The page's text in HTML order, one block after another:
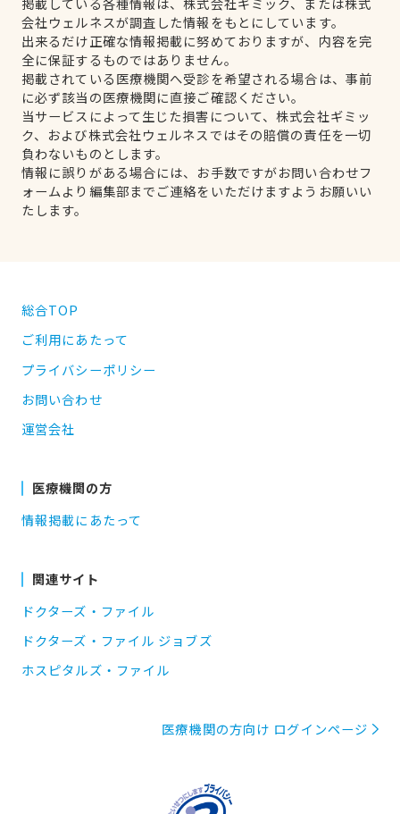
会社ウェルネスが調査した情報をもとにしています。
出来るだけ正確な情報掲載に努めておりますが、内容を完
全に保証するものではありません。
掲載されている医療機関へ受診を希望される場合は、事前
に必ず該当の医療機関に直接ご確認ください。
当サービスによって生じた損害について、株式会社ギミッ
ク、および株式会社ウェルネスではその賠償の責任を一切
負わないものとします。
情報に誤りがある場合には、お手数ですがお問い合わせフ
ォームより編集部までご連絡をいただけますようお願いい
たします。
総合TOP
ご利用にあたって
プライバシーポリシー
お問い合わせ
運営会社
医療機関の方
情報掲載にあたって
関連サイト
ドクターズ・ファイル
ドクターズ・ファイル ジョブズ
ホスピタルズ・ファイル
医療機関の方向け ログインページ